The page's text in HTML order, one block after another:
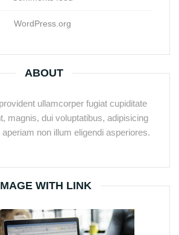
WordPress.org
ABOUT
ullamcorper fugiat cupiditate
magnis, dui voluptatibus, adipisicing
non illum eligendi asperiores.
WITH LINK